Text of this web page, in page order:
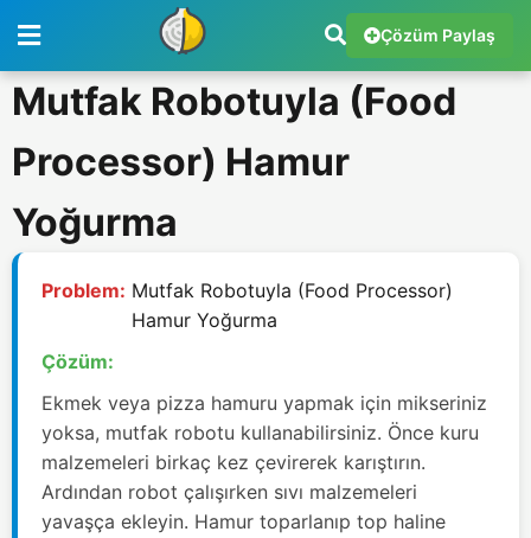
Çözüm Paylaş
Mutfak Robotuyla (Food
Processor) Hamur
Yoğurma
Problem: Mutfak Robotuyla (Food Processor)
Hamur Yoğurma
Çözüm:
Ekmek veya pizza hamuru yapmak için mikseriniz
yoksa, mutfak robotu kullanabilirsiniz. Önce kuru
malzemeleri birkaç kez çevirerek karıştırın.
Ardından robot çalışırken sıvı malzemeleri
yavaşça ekleyin. Hamur toparlanıp top haline